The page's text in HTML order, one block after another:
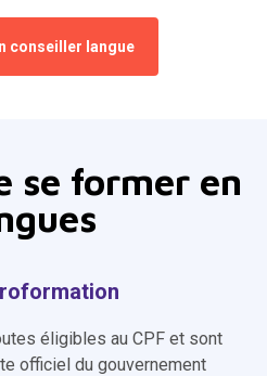
conseiller langue
se former en
éligibles au CPF et sont
officiel du gouvernement